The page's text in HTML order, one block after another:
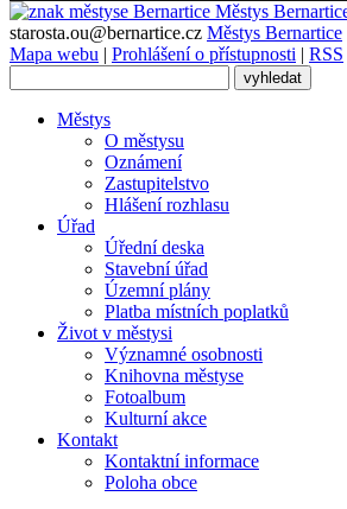
Městys
starosta.ou@bernartice.cz Městys Bernartice
Mapa webu | Prohlášení o přístupnosti | RSS
Městys
O městysu
Oznámení
Zastupitelstvo
Hlášení rozhlasu
Úřad
Úřední deska
Stavební úřad
Územní plány
Platba místních poplatků
Život v městysi
Významné osobnosti
Knihovna městyse
Fotoalbum
Kulturní akce
Kontakt
Kontaktní informace
Poloha obce